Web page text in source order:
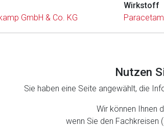
GmbH & Co. KG
Wirkstoff
Nutzen
Sie haben eine Seite angewählt, die
Wir können Ihnen
wenn Sie den Fachkreisen
Seite
Link öffnet eine externe Web-Seite. Für